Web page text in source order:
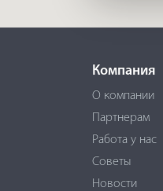
Компания
О компании
Партнерам
Работа у нас
Советы
Новости